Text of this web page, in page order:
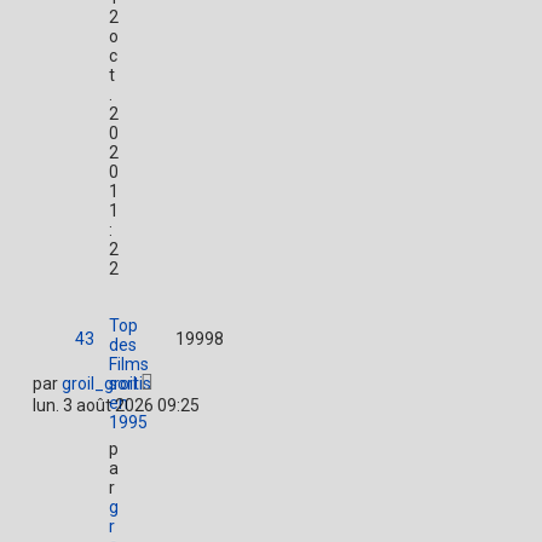
2
o
c
t
2
0
2
0
1
1
:
2
2
Top
des
Films
sortis
en
1995
p
a
r
g
r
43 19998
pargroil_groil
lun. 3 août 2026 09:25